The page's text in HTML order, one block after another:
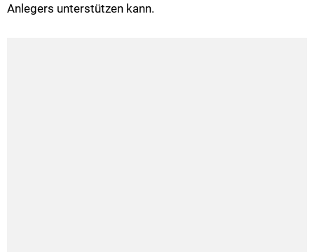
Anlegers unterstützen kann.